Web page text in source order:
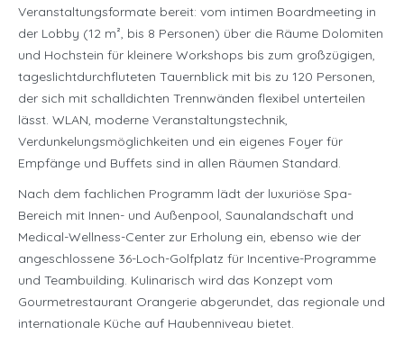
Veranstaltungsformate bereit: vom intimen Boardmeeting in
der Lobby (12 m², bis 8 Personen) über die Räume Dolomiten
und Hochstein für kleinere Workshops bis zum großzügigen,
tageslichtdurchfluteten Tauernblick mit bis zu 120 Personen,
der sich mit schalldichten Trennwänden flexibel unterteilen
lässt. WLAN, moderne Veranstaltungstechnik,
Verdunkelungsmöglichkeiten und ein eigenes Foyer für
Empfänge und Buffets sind in allen Räumen Standard.
Nach dem fachlichen Programm lädt der luxuriöse Spa-
Bereich mit Innen- und Außenpool, Saunalandschaft und
Medical-Wellness-Center zur Erholung ein, ebenso wie der
angeschlossene 36-Loch-Golfplatz für Incentive-Programme
und Teambuilding. Kulinarisch wird das Konzept vom
Gourmetrestaurant Orangerie abgerundet, das regionale und
internationale Küche auf Haubenniveau bietet.